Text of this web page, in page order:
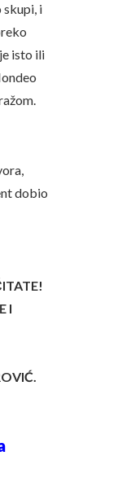
skupi, i
isto ili
dobio
I